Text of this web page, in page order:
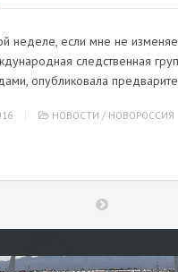
неделе, если мне не
следственная
опубликовала
НОВОСТИ / НОВОРОССИЯ